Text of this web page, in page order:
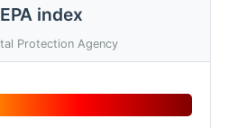
index
Protection Agency